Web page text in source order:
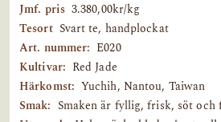
Jmf. pris 3.380,00kr/kg
Tesort Svart te, handplockat
Art. nummer: E020
Kultivar: Red Jade
Härkomst: Yuchih, Nantou, Taiwan
Smak: Smaken är fyllig, frisk, söt och